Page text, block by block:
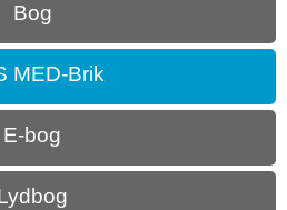
Bog
MED-Brik
E-bog